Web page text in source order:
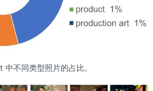
不同类型照片的占比。